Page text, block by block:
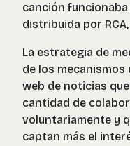
canción
distribuida por
La estrategia de
de los mecanismos
web de noticias
cantidad de
voluntariamente y
captan más el